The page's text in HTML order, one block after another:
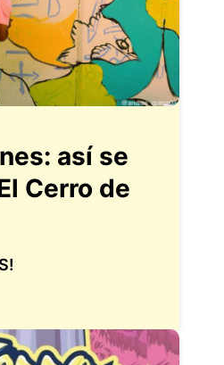
así se
Cerro de